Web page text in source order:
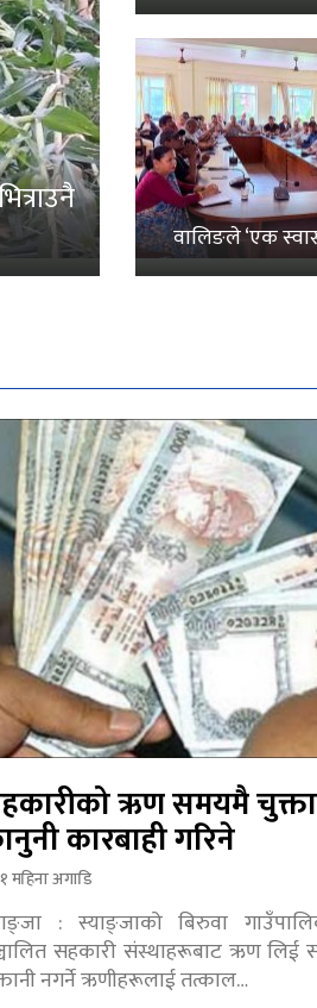
वालिङले ‘एक
ऋण समयमै
कारबाही गरिने
१ महिना अगाडि
: स्याङ्जाको बिरुवा
सहकारी संस्थाहरूबाट ऋण लिई
नगर्ने ऋणीहरूलाई तत्काल…